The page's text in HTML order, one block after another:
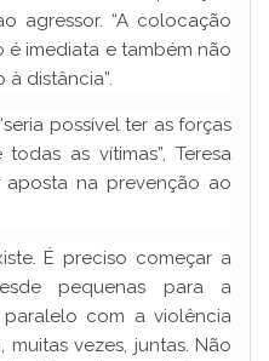
agressor. “A colocação
imediata e também não
distância”.
possível ter as forças
as vítimas”, Teresa
aposta na prevenção ao
É preciso começar a
pequenas para a
com a violência
muitas vezes, juntas. Não